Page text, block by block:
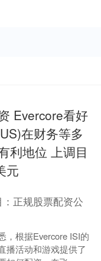
Evercore看好
在财务等多
利地位 上调目
元
正规股票配资公
，根据Evercore ISI的
播活动和游戏提供了